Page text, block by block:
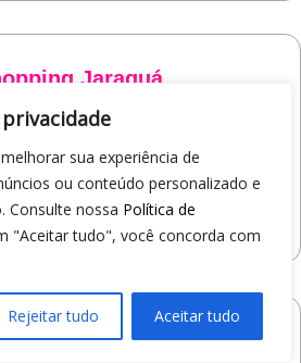
sua experiência de
ou conteúdo personalizado e
Consulte nossa Política de
"Aceitar tudo", você concorda com
Rejeitar tudo Aceitar tudo
Jaraguá
Monte Sião